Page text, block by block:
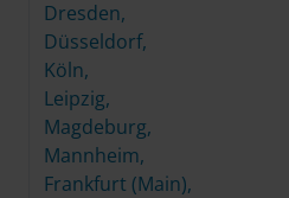
Dresden,
Düsseldorf,
Köln,
Leipzig,
Magdeburg,
Mannheim,
Frankfurt (Main),